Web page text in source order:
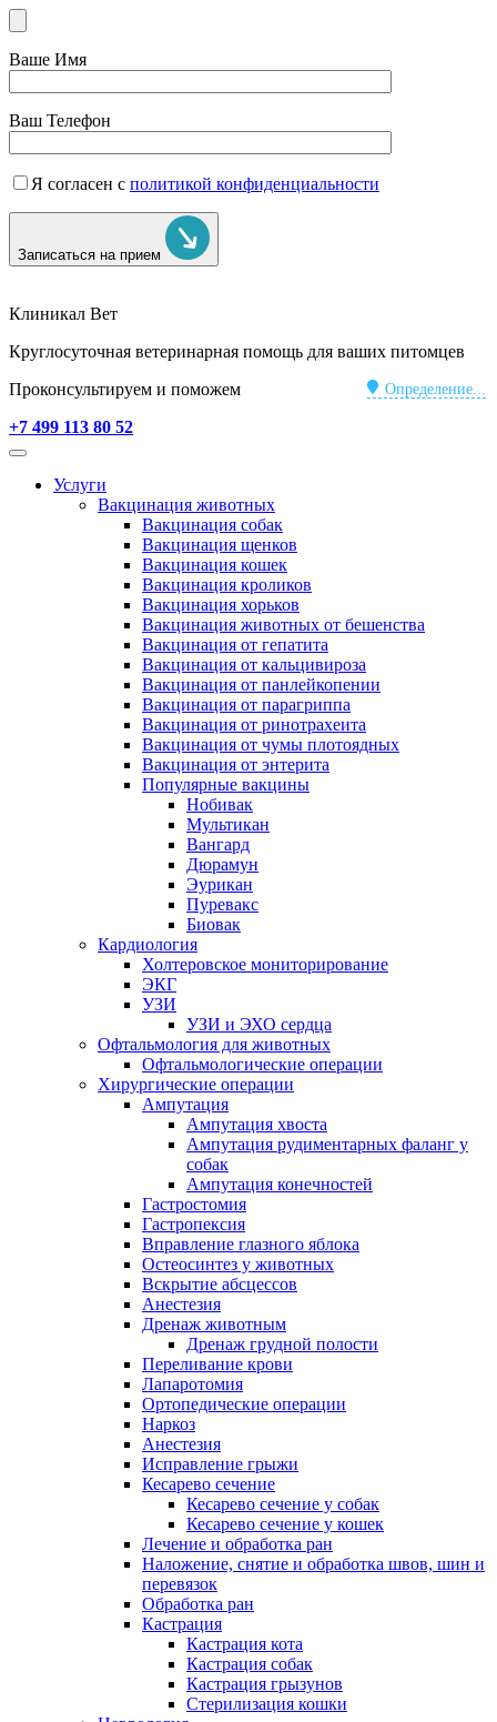
Ваше Имя
Ваш Телефон
Я согласен с политикой конфиденциальности
Записаться на прием
Клиникал Вет
Круглосуточная ветеринарная помощь для ваших питомцев
Определение...
Проконсультируем и поможем
+7 499 113 80 52
Услуги
Вакцинация животных
Вакцинация собак
Вакцинация щенков
Вакцинация кошек
Вакцинация кроликов
Вакцинация хорьков
Вакцинация животных от бешенства
Вакцинация от гепатита
Вакцинация от кальцивироза
Вакцинация от панлейкопении
Вакцинация от парагриппа
Вакцинация от ринотрахеита
Вакцинация от чумы плотоядных
Вакцинация от энтерита
Популярные вакцины
Нобивак
Мультикан
Вангард
Дюрамун
Эурикан
Пуревакс
Биовак
Кардиология
Холтеровское мониторирование
ЭКГ
УЗИ
УЗИ и ЭХО сердца
Офтальмология для животных
Офтальмологические операции
Хирургические операции
Ампутация
Ампутация хвоста
Ампутация рудиментарных фаланг у
собак
Ампутация конечностей
Гастростомия
Гастропексия
Вправление глазного яблока
Остеосинтез у животных
Вскрытие абсцессов
Анестезия
Дренаж животным
Дренаж грудной полости
Переливание крови
Лапаротомия
Ортопедические операции
Наркоз
Анестезия
Исправление грыжи
Кесарево сечение
Кесарево сечение у собак
Кесарево сечение у кошек
Лечение и обработка ран
Наложение, снятие и обработка швов, шин и
перевязок
Обработка ран
Кастрация
Кастрация кота
Кастрация собак
Кастрация грызунов
Стерилизация кошки